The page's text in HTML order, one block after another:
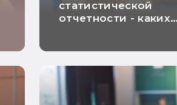
статистической
отчетности - каких